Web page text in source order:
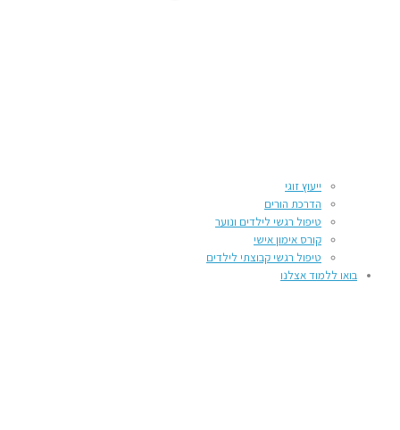
ייעוץ זוגי
הדרכת הורים
טיפול רגשי לילדים ונוער
קורס אימון אישי
טיפול רגשי קבוצתי לילדים
בואו ללמוד אצלנו